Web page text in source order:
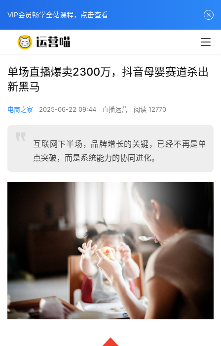
单场直播爆卖2300万，抖音母婴赛道杀出
新黑马
电商之家 2025-06-22 09:44 直播运营 阅读 12770
互联网下半场，品牌增长的关键，已经不再是单
点突破，而是系统能力的协同进化。
VIP会员畅学全站课程， 点击查看